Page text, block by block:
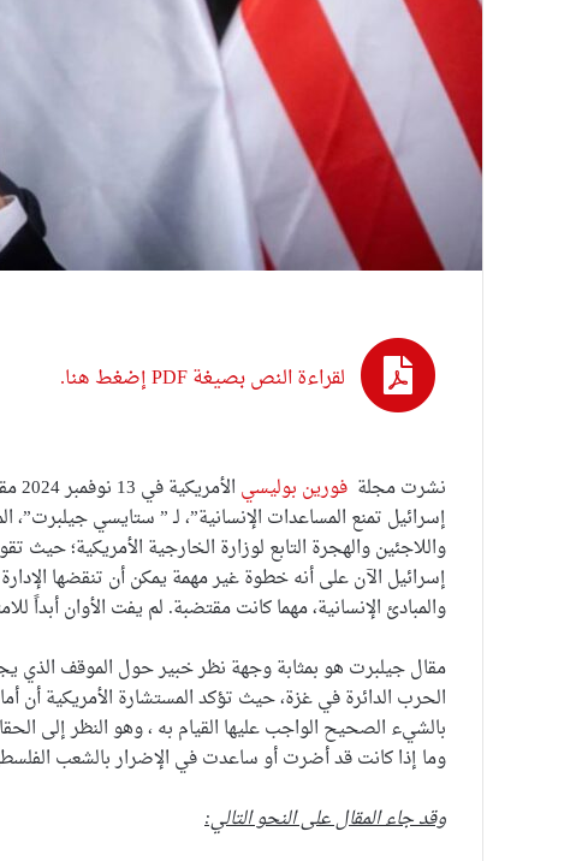
لقراءة النص بصيغة PDF إضغط هنا.
نشرت مجلة فورين بوليسي
إسرائيل تمنع المساعدات الإنسانية”، لـ ” ستايسي
واللاجئين والهجرة التابع لوزارة الخارجية الأمريكية؛
إسرائيل الآن على أنه خطوة غير مهمة يمكن أن تنقضها
والمبادئ الإنسانية، مهما كانت مقتضبة. لم يفت الأوان أبداً
مقال جيلبرت هو بمثابة وجهة نظر خبير حول الموقف الذي
الحرب الدائرة في غزة، حيث تؤكد المستشارة الأمريكية أن
بالشيء الصحيح الواجب عليها القيام به ، وهو النظر إلى
وما إذا كانت قد أضرت أو ساعدت في الإضرار بالشعب
وقد جاء المقال على النحو التالي: